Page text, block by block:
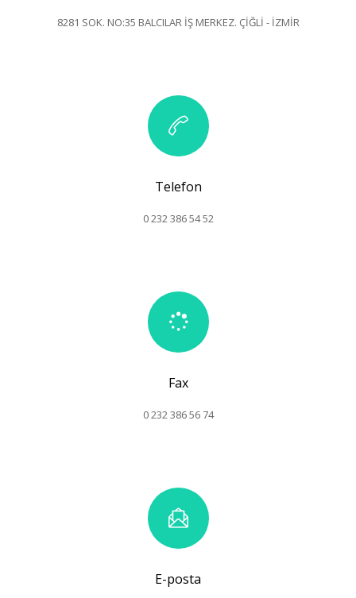
8281 SOK. NO:35 BALCILAR İŞ MERKEZ. ÇİĞLİ - İZMİR
Telefon
0 232 386 54 52
Fax
0 232 386 56 74
E-posta